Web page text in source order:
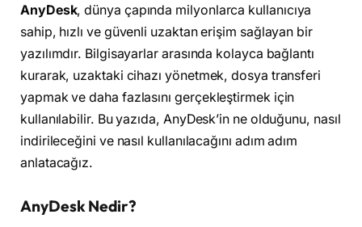
AnyDesk, dünya çapında milyonlarca kullanıcıya
sahip, hızlı ve güvenli uzaktan erişim sağlayan bir
yazılımdır. Bilgisayarlar arasında kolayca bağlantı
kurarak, uzaktaki cihazı yönetmek, dosya transferi
yapmak ve daha fazlasını gerçekleştirmek için
kullanılabilir. Bu yazıda, AnyDesk’in ne olduğunu, nasıl
indirileceğini ve nasıl kullanılacağını adım adım
anlatacağız.
AnyDesk Nedir?